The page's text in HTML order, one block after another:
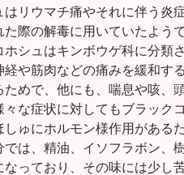
はリウマチ痛やそれに伴う炎
た際の解毒に用いていたよう
ホシュはキンボウゲ科に分類
経や筋肉などの痛みを緩和す
ためで、他にも、喘息や咳、
々な症状に対してもブラック
しゅにホルモン様作用がある
では、精油、イソフラボン、
なっており、その味には少し